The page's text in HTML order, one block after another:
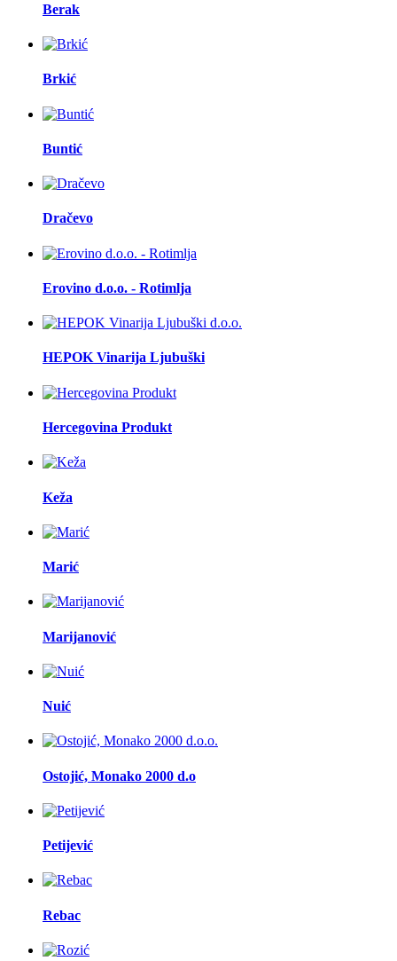
Berak
Brkić
Buntić
Dračevo
Erovino d.o.o. - Rotimlja
HEPOK Vinarija Ljubuški
Hercegovina Produkt
Keža
Marić
Marijanović
Nuić
Ostojić, Monako 2000 d.o
Petijević
Rebac